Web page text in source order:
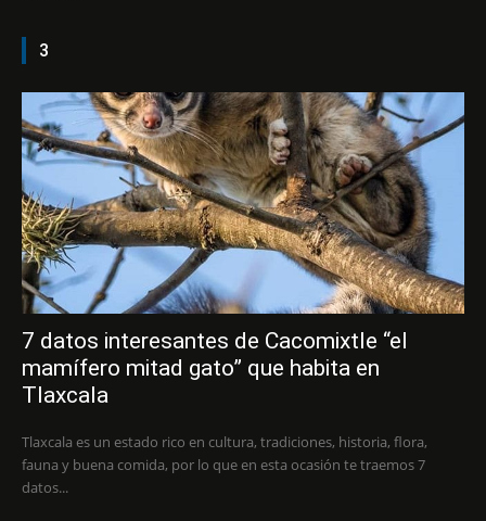
3
7 datos interesantes de Cacomixtle “el
mamífero mitad gato” que habita en
Tlaxcala
Tlaxcala es un estado rico en cultura, tradiciones, historia, flora,
fauna y buena comida, por lo que en esta ocasión te traemos 7
datos...